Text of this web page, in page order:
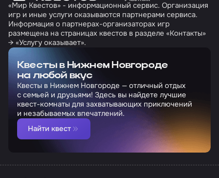
«Мир Квестов» - информационный сервис. Организация
игр и иные услуги оказываются партнерами сервиса.
Информация о партнерах-организаторах игр
размещена на страницах квестов в разделе «Контакты»
→ «Услугу оказывает».
Квесты в Нижнем Новгороде
на любой вкус
Квесты в Нижнем Новгороде — отличный отдых
с семьей и друзьями! Здесь вы найдете лучшие
квест-комнаты для захватывающих приключений
и незабываемых впечатлений.
Найти квест